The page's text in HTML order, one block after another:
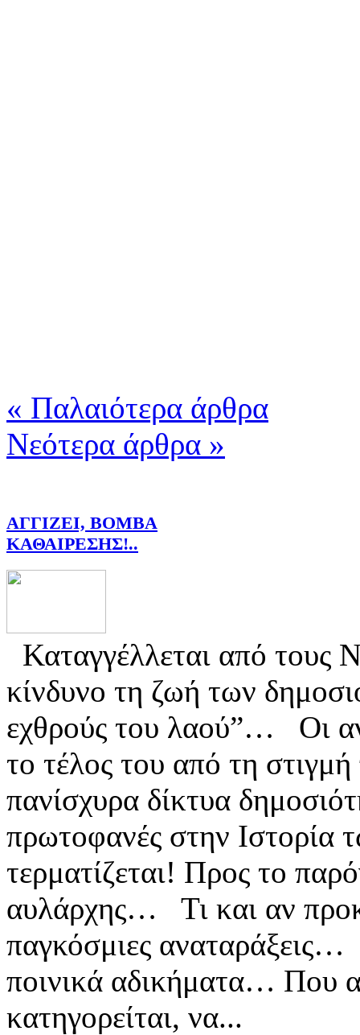
« Παλαιότερα άρθρα
Νεότερα άρθρα »
ΑΓΓΙΖΕΙ, ΒΟΜΒΑ
ΚΑΘΑΙΡΕΣΗΣ!..
Καταγγέλλεται από τους
κίνδυνο τη ζωή των
εχθρούς του λαού”… Οι
το τέλος του από τη
πανίσχυρα δίκτυα
πρωτοφανές στην Ιστορία
τερματίζεται! Προς το
αυλάρχης… Τι και αν
παγκόσμιες αναταράξεις…
ποινικά αδικήματα…
κατηγορείται, να...